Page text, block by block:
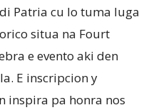
Patria cu lo tuma luga
situa na Fourt
e evento aki den
E inscripcion y
inspira pa honra nos